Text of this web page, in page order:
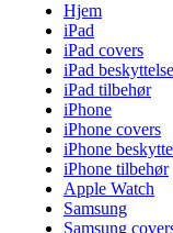
Hjem
iPad
iPad covers
iPad
iPad tilbehør
iPhone
iPhone covers
iPhone
iPhone tilbehør
Apple Watch
Samsung
Samsung